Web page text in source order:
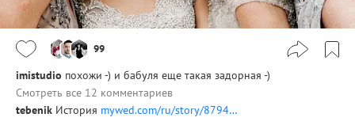
99
imistudio похожи -) и бабуля еще такая задорная -)
Смотреть все 12 комментариев
tebenik История mywed.com/ru/story/8794…